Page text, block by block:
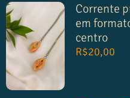
Corrente
em
centro
R$20,00